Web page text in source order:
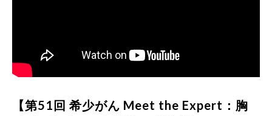
【第51回 希少がん Meet the Expert：胸